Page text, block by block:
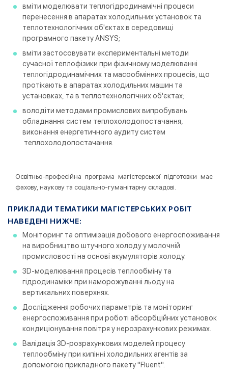
вміти моделювати теплогідродинамічні процеси
перенесення в апаратах холодильних установок та
теплотехнологічних об'єктах в середовищі
програмного пакету ANSYS;
вміти застосовувати експериментальні методи
сучасної теплофізики при фізичному моделюванні
теплогідродинамічних та масообмінних процесів, що
протікають в апаратах холодильних машин та
установках, та в теплотехнологічних об'єктах;
володіти методами промислових випробувань
обладнання систем теплохолодопостачання,
виконання енергетичного аудиту систем
теплохолодопостачання.
Освітньо-професійна програма магістерської підготовки має
фахову, наукову та соціально-гуманітарну складові.
ПРИКЛАДИ ТЕМАТИКИ МАГІСТЕРСЬКИХ РОБІТ
НАВЕДЕНІ НИЖЧЕ:
Моніторинг та оптимізація добового енергоспоживання
на виробництво штучного холоду у молочній
промисловості на основі акумуляторів холоду.
3D-моделювання процесів теплообміну та
гідродинаміки при наморожуванні льоду на
вертикальних поверхнях.
Дослідження робочих параметрів та моніторинг
енергоспоживання при роботі абсорбційних установок
кондиціонування повітря у нерозрахункових режимах.
Валідація 3D-розрахункових моделей процесу
теплообміну при кипінні холодильних агентів за
допомогою прикладного пакету "Fluent".